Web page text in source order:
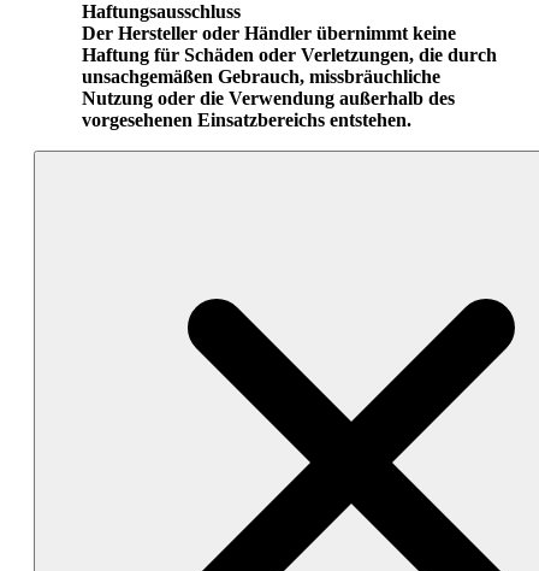
Haftungsausschluss
Der Hersteller oder Händler übernimmt keine
Haftung für Schäden oder Verletzungen, die durch
unsachgemäßen Gebrauch, missbräuchliche
Nutzung oder die Verwendung außerhalb des
vorgesehenen Einsatzbereichs entstehen.